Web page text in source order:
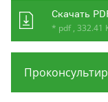
Скачать
* pdf , 332.41